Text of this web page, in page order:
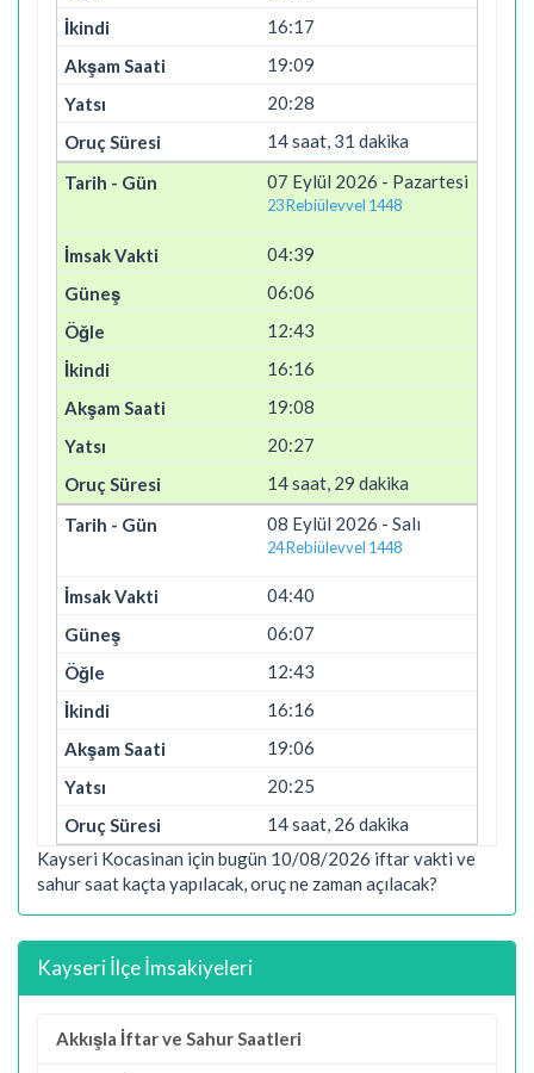
16:17
19:09
20:28
14 saat, 31 dakika
07 Eylül 2026 - Pazartesi
23 Rebiülevvel 1448
04:39
06:06
12:43
16:16
19:08
20:27
14 saat, 29 dakika
08 Eylül 2026 - Salı
24 Rebiülevvel 1448
04:40
06:07
12:43
16:16
19:06
20:25
14 saat, 26 dakika
Kayseri Kocasinan için bugün 10/08/2026 iftar vakti ve
sahur saat kaçta yapılacak, oruç ne zaman açılacak?
Kayseri İlçe İmsakiyeleri
Akkışla İftar ve Sahur Saatleri